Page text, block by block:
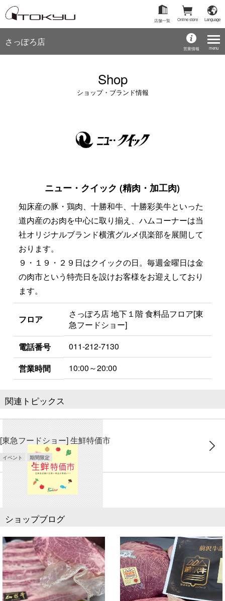
Language
Online store
店舗一覧
さっぽろ店
営業情報
Shop
ショップ・ブランド情報
ニュー・クイック (精肉・加工肉)
知床産の豚・鶏肉、十勝和牛、十勝彩美牛といった
道内産のお肉を中心に取り揃え、ハムコーナーは当
社オリジナルブランド横濱グルメ倶楽部を展開して
おります。
９・１９・２９日はクイックの日。毎週金曜日は金
の肉市という特売日を設けお客様をお迎えしており
ます。
フロア
さっぽろ店 地下１階 食料品フロア[東
急フードショー]
電話番号
011-212-7130
営業時間
10:00～20:00
関連トピックス
[東急フードショー] 生鮮特価市
イベント 期間限定
ショップブログ
menu